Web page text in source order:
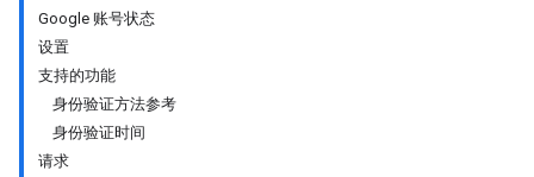
Google 账号状态
设置
支持的功能
身份验证方法参考
身份验证时间
请求